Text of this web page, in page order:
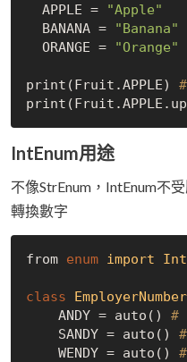
  APPLE =
"Apple"
  BANANA =
"Banana"
  ORANGE =
"Orange"
print(Fruit.APPLE)
IntEnum用途
不像StrEnum，IntEnum不
轉換數字
from enum import
class EmployerNumber
    ANDY = auto()
#
    SANDY = auto()
    WENDY = auto()